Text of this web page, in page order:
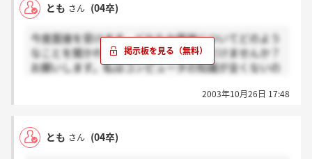
とも さん (04卒)
今度面接を受けます。どなたか面接についてどのよう
なことを聞かれたか詳しく教えていただけませんか？
お願いします。私はコンピュータの知識が全くないの
2003年10月26日 17:48
とも さん (04卒)